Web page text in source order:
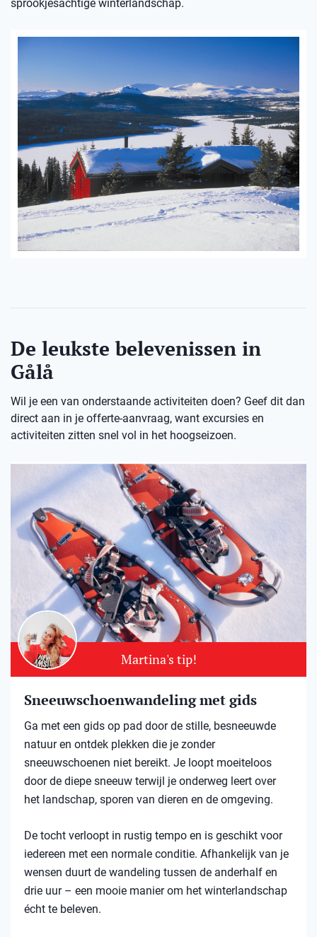
sprookjesachtige winterlandschap.
De leukste belevenissen in
Gålå
Wil je een van onderstaande activiteiten doen? Geef dit dan
direct aan in je offerte-aanvraag, want excursies en
activiteiten zitten snel vol in het hoogseizoen.
Martina's tip!
Sneeuwschoenwandeling met gids
Ga met een gids op pad door de stille, besneeuwde
natuur en ontdek plekken die je zonder
sneeuwschoenen niet bereikt. Je loopt moeiteloos
door de diepe sneeuw terwijl je onderweg leert over
het landschap, sporen van dieren en de omgeving.
De tocht verloopt in rustig tempo en is geschikt voor
iedereen met een normale conditie. Afhankelijk van je
wensen duurt de wandeling tussen de anderhalf en
drie uur – een mooie manier om het winterlandschap
écht te beleven.